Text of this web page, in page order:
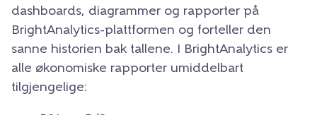
dashboards, diagrammer og rapporter på
BrightAnalytics-plattformen og forteller den
sanne historien bak tallene. I BrightAnalytics er
alle økonomiske rapporter umiddelbart
tilgjengelige: